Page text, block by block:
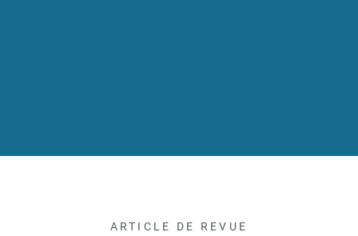
ARTICLE DE REVUE